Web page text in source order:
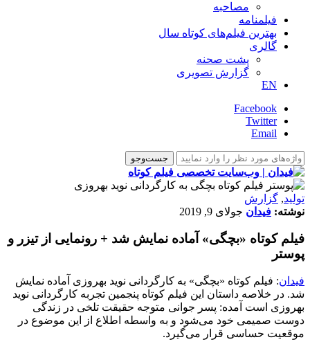
مصاحبه
فیلمنامه
بهترین فیلم‌های کوتاه سال
گالری
پشت صحنه
گزارش تصویری
EN
Facebook
Twitter
Email
تولید, گزارش
نوشته: فیدان جولای 9, 2019
فیلم کوتاه «بچگی» آماده نمایش شد + رونمایی از تیزر و
پوستر
فیدان: فیلم کوتاه «بچگی» به کارگردانی نوید بهروزی آماده نمایش
شد. در خلاصه داستان این فیلم کوتاه پنجمین تجربه کارگردانی نوید
بهروزی است آمده: پسر جوانی متوجه حقیقت تلخی در زندگی
دوست صمیمی خود می‌شود و به واسطه اطلاع از این موضوع در
موقعیت حساسی قرار می‌گیرد.